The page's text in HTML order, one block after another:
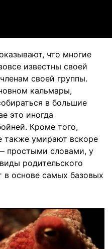
что многие
известны своей
своей группы.
кальмары,
в большие
это иногда
Кроме того,
также умирают вскоре
простыми словами, у
родительского
в основе самых базовых